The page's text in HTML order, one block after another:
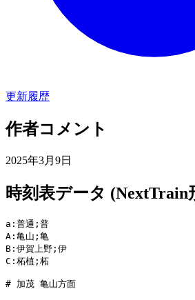
更新履歴
作者コメント
2025年3月9日
時刻表データ (NextTrain
a:普通;普
A:亀山;亀
B:伊賀上野;伊
C:柘植;柘
# 加茂 亀山方面